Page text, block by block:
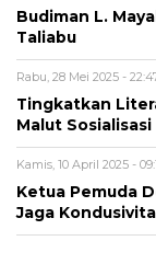
Budiman L.
Taliabu
Rabu, 28 Mei 2025 -
Tingkatkan
Malut Sosialisasi
Kamis, 10 April 2025 -
Ketua Pemuda
Jaga